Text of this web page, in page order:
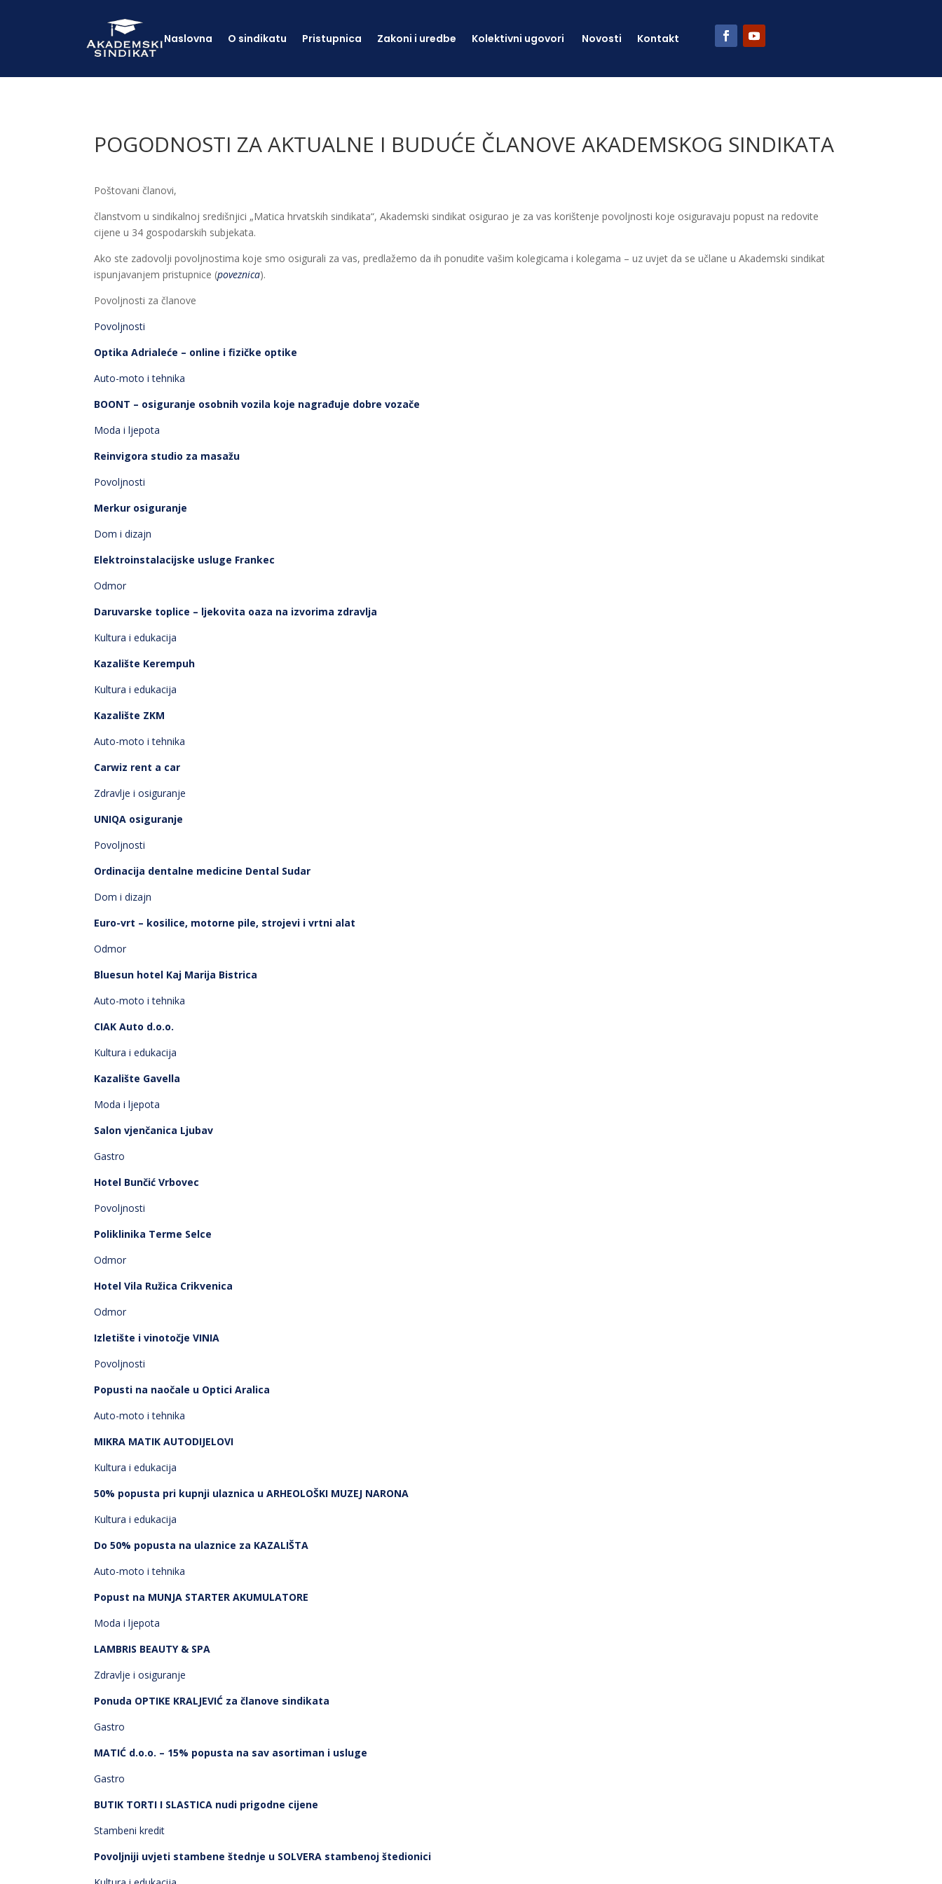
Naslovna O sindikatu Pristupnica Zakoni i uredbe Kolektivni ugovori Novosti Kontakt
POGODNOSTI ZA AKTUALNE I BUDUĆE ČLANOVE AKADEMSKOG SINDIKATA
Poštovani članovi,
članstvom u sindikalnoj središnjici „Matica hrvatskih sindikata“, Akademski sindikat osigurao je za vas korištenje povoljnosti koje osiguravaju popust na redovite
cijene u 34 gospodarskih subjekata.
Ako ste zadovolji povoljnostima koje smo osigurali za vas, predlažemo da ih ponudite vašim kolegicama i kolegama – uz uvjet da se učlane u Akademski sindikat
ispunjavanjem pristupnice (poveznica).
Povoljnosti za članove
Povoljnosti
Optika Adrialeće – online i fizičke optike
Auto-moto i tehnika
BOONT – osiguranje osobnih vozila koje nagrađuje dobre vozače
Moda i ljepota
Reinvigora studio za masažu
Povoljnosti
Merkur osiguranje
Dom i dizajn
Elektroinstalacijske usluge Frankec
Odmor
Daruvarske toplice – ljekovita oaza na izvorima zdravlja
Kultura i edukacija
Kazalište Kerempuh
Kultura i edukacija
Kazalište ZKM
Auto-moto i tehnika
Carwiz rent a car
Zdravlje i osiguranje
UNIQA osiguranje
Povoljnosti
Ordinacija dentalne medicine Dental Sudar
Dom i dizajn
Euro-vrt – kosilice, motorne pile, strojevi i vrtni alat
Odmor
Bluesun hotel Kaj Marija Bistrica
Auto-moto i tehnika
CIAK Auto d.o.o.
Kultura i edukacija
Kazalište Gavella
Moda i ljepota
Salon vjenčanica Ljubav
Gastro
Hotel Bunčić Vrbovec
Povoljnosti
Poliklinika Terme Selce
Odmor
Hotel Vila Ružica Crikvenica
Odmor
Izletište i vinotočje VINIA
Povoljnosti
Popusti na naočale u Optici Aralica
Auto-moto i tehnika
MIKRA MATIK AUTODIJELOVI
Kultura i edukacija
50% popusta pri kupnji ulaznica u ARHEOLOŠKI MUZEJ NARONA
Kultura i edukacija
Do 50% popusta na ulaznice za KAZALIŠTA
Auto-moto i tehnika
Popust na MUNJA STARTER AKUMULATORE
Moda i ljepota
LAMBRIS BEAUTY & SPA
Zdravlje i osiguranje
Ponuda OPTIKE KRALJEVIĆ za članove sindikata
Gastro
MATIĆ d.o.o. – 15% popusta na sav asortiman i usluge
Gastro
BUTIK TORTI I SLASTICA nudi prigodne cijene
Stambeni kredit
Povoljniji uvjeti stambene štednje u SOLVERA stambenoj štedionici